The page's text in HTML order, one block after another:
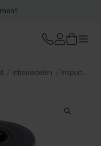
Inbouwdelen Inspuiters